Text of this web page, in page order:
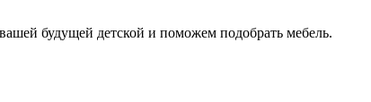
будущей детской и поможем подобрать мебель.